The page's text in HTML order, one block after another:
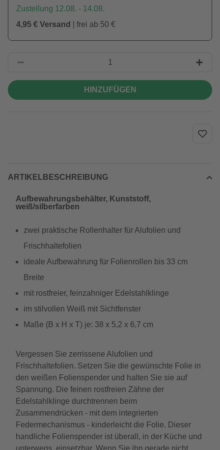
Zustellung 12.08. - 14.08.
4,95 € Versand
| frei ab 50 €
HINZUFÜGEN
ARTIKELBESCHREIBUNG
Aufbewahrungsbehälter, Kunststoff,
weiß/silberfarben
zwei praktische Rollenhalter für Alufolien und
Frischhaltefolien
ideale Aufbewahrung für Folienrollen bis 33 cm
Breite
mit rostfreier, feinzahniger Edelstahlklinge
im stilvollen Weiß mit Sichtfenster
Maße (B x H x T) je: 38 x 5,2 x 6,7 cm
Vergessen Sie zerrissene Alufolien und
Frischhaltefolien. Setzen Sie die gewünschte Folie in
den weißen Folienspender und halten Sie sie auf
Spannung. Die feinen rostfreien Zähne der
Edelstahlklinge durchtrennen beim
Zusammendrücken - mit dem integrierten
Federmechanismus - kinderleicht die Folie. Dieser
handliche Folienspender ist überall, in der Küche und
unterwegs, einsetzbar. Wenn Sie ihn gerade nicht